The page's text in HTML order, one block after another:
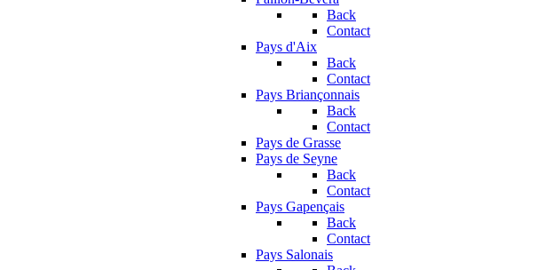
Back
Contact
Pays d'Aix
Back
Contact
Pays Briançonnais
Back
Contact
Pays de Grasse
Pays de Seyne
Back
Contact
Pays Gapençais
Back
Contact
Pays Salonais